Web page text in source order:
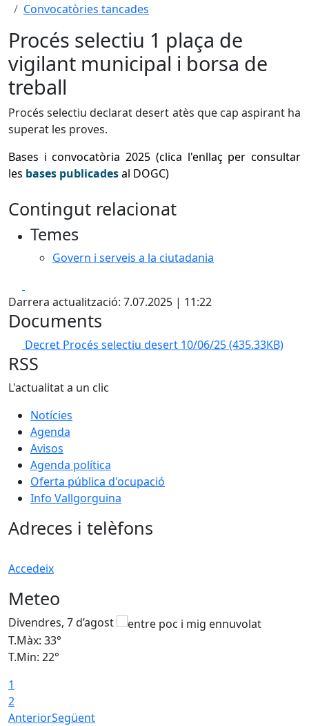
Convocatòries tancades
Procés selectiu 1 plaça de
vigilant municipal i borsa de
treball
Procés selectiu declarat desert atès que cap aspirant ha
superat les proves.
Bases i convocatòria 2025 (clica l'enllaç per consultar
les bases publicadesal DOGC)
Contingut relacionat
Temes
Govern i serveis a la ciutadania
Darrera actualització: 7.07.2025 | 11:22
Documents
Decret Procés selectiu desert 10/06/25(435.33KB)
RSS
L'actualitat a un clic
Notícies
Agenda
Avisos
Agenda política
Oferta pública d'ocupació
Info Vallgorguina
Adreces i telèfons
Accedeix
Meteo
Divendres, 7 d’agost
T.Màx: 33°
T.Min: 22°
1
2
AnteriorSegüent